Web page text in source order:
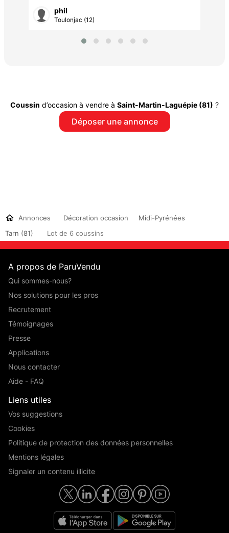
phil
Toulonjac (12)
Coussin d’occasion à vendre à Saint-Martin-Laguépie (81) ?
Déposer une annonce
Annonces Décoration occasion
Midi-Pyrénées
Tarn (81)
Lot de 6 coussins
A propos de ParuVendu
Qui sommes-nous?
Nos solutions pour les pros
Recrutement
Témoignages
Presse
Applications
Nous contacter
Aide - FAQ
Liens utiles
Vos suggestions
Cookies
Politique de protection des données personnelles
Mentions légales
Signaler un contenu illicite